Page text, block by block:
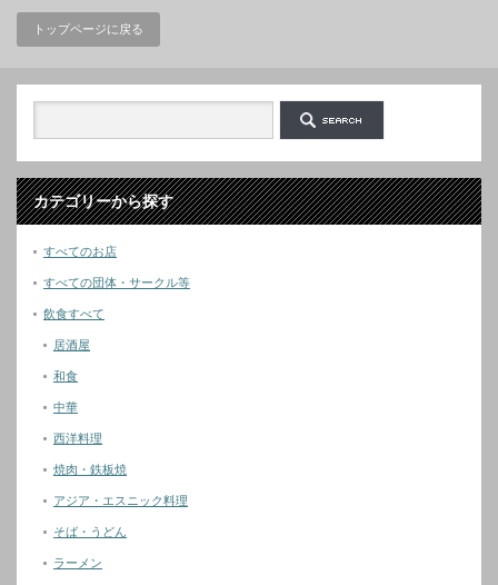
トップページに戻る
カテゴリーから探す
すべてのお店
すべての団体・サークル等
飲食すべて
居酒屋
和食
中華
西洋料理
焼肉・鉄板焼
アジア・エスニック料理
そば・うどん
ラーメン